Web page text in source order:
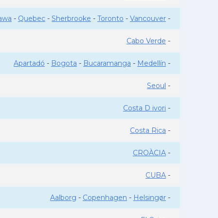
- Quebec - Sherbrooke - Toronto - Vancouver -
Cabo Verde -
Apartadó - Bogota - Bucaramanga - Medellín -
Seoul -
Costa D ivori -
Costa Rica -
CROÀCIA -
CUBA -
Aalborg - Copenhagen - Helsingør -